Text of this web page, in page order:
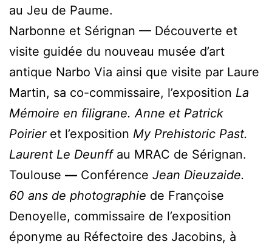
au Jeu de Paume.
Narbonne et Sérignan — Découverte et
visite guidée du nouveau musée d’art
antique Narbo Via ainsi que visite par Laure
Martin, sa co-commissaire, l’exposition La
Mémoire en filigrane. Anne et Patrick
Poirier et l’exposition My Prehistoric Past.
Laurent Le Deunffau MRAC de Sérignan.
Toulouse — Conférence Jean Dieuzaide.
60 ans de photographie de Françoise
Denoyelle, commissaire de l’exposition
éponyme au Réfectoire des Jacobins, à